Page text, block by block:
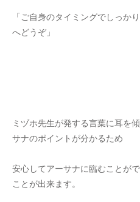
「ご自身のタイミングでしっか
へどうぞ」
ミヅホ先生が発する言葉に耳を
サナのポイントが分かるため
安心してアーサナに臨むことが
ことが出来ます。